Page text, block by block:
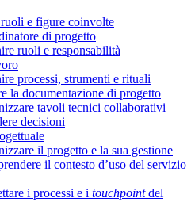
e figure coinvolte
di progetto
ruoli e responsabilità
processi, strumenti e rituali
la documentazione di progetto
tavoli tecnici collaborativi
decisioni
il progetto e la sua gestione
il contesto d’uso del servizio
i processi e i touchpointdel